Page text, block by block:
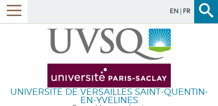
EN FR
UNIVERSITÉ DE VERSAILLES SAINT-QUENTIN-
EN-YVELINES